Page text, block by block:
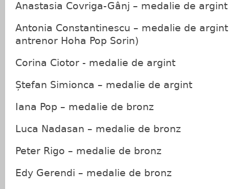
Anastasia Covriga-Gânj – medalie de argint
Antonia Constantinescu – medalie de
antrenor Hoha Pop Sorin)
Corina Ciotor - medalie de argint
Ștefan Simionca – medalie de argint
Iana Pop – medalie de bronz
Luca Nadasan – medalie de bronz
Peter Rigo – medalie de bronz
Edy Gerendi – medalie de bronz